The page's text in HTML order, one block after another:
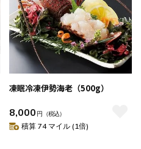
凍眠冷凍伊勢海老（500g）
8,000 円 （税込）
積算 74 マイル (1倍)